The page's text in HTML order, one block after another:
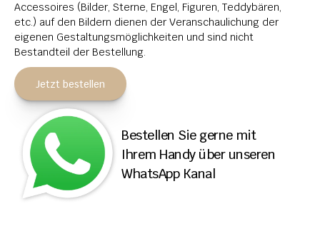
ACCESSOIRES
KONTAKT
ADRESSEN NIEDERLASSUNGEN
ÖFFNUNGSZEITEN
IMPRESSUM
ÜBER LITHOS
HISTORIE
Accessoires (Bilder, Sterne, Engel, Figuren, Teddybären,
etc.) auf den Bildern dienen der Veranschaulichung der
eigenen Gestaltungsmöglichkeiten und sind nicht
Bestandteil der Bestellung.
Jetzt bestellen
Bestellen Sie gerne mit
Ihrem Handy über unseren
WhatsApp Kanal